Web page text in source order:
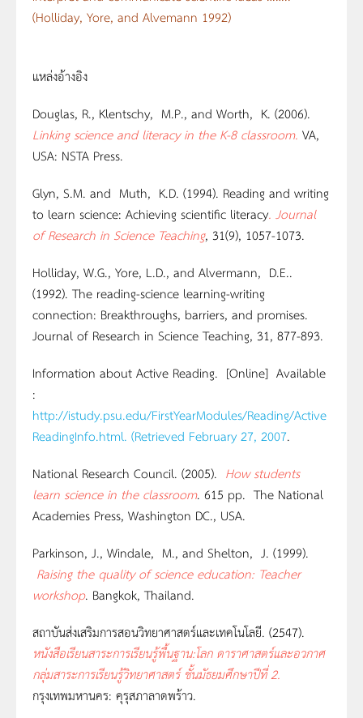
(Holliday, Yore, and Alvemann 1992)
แหล่งอ้างอิง
Douglas, R., Klentschy, M.P., and Worth, K. (2006).
Linking science and literacy in the K-8 classroom. VA,
USA: NSTA Press.
Glyn, S.M. and Muth, K.D. (1994). Reading and writing
to learn science: Achieving scientific literacy. Journal
of Research in Science Teaching, 31(9), 1057-1073.
Holliday, W.G., Yore, L.D., and Alvermann, D.E..
(1992). The reading-science learning-writing
connection: Breakthroughs, barriers, and promises.
Journal of Research in Science Teaching, 31, 877-893.
Information about Active Reading. [Online] Available
:
http://istudy.psu.edu/FirstYearModules/Reading/Active
ReadingInfo.html. (Retrieved February 27, 2007.
National Research Council. (2005). How students
learn science in the classroom. 615 pp. The National
Academies Press, Washington DC., USA.
Parkinson, J., Windale, M., and Shelton, J. (1999).
Raising the quality of science education: Teacher
workshop. Bangkok, Thailand.
สถาบันส่งเสริมการสอนวิทยาศาสตร์และเทคโนโลยี. (2547).
หนังสือเรียนสาระการเรียนรู้พื้นฐาน:โลก ดาราศาสตร์และอวกาศ
กลุ่มสาระการเรียนรู้วิทยาศาสตร์ ชั้นมัธยมศึกษาปีที่ 2.
กรุงเทพมหานคร: คุรุสภาลาดพร้าว.